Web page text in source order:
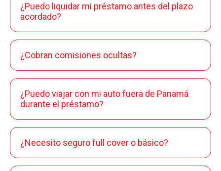
¿Puedo liquidar mi préstamo antes del plazo
acordado?
¿Cobran comisiones ocultas?
¿Puedo viajar con mi auto fuera de Panamá
durante el préstamo?
¿Necesito seguro full cover o básico?